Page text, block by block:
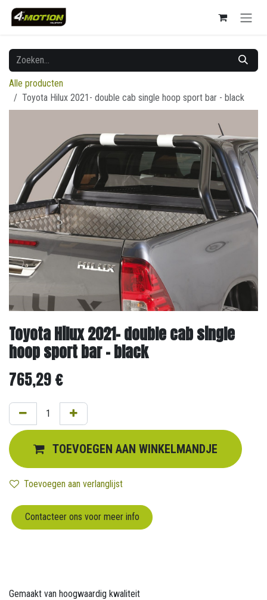
Overslaan naar inhoud
Alle producten
Toyota Hilux 2021- double cab single hoop sport bar - black
Toyota Hilux 2021- double cab single
hoop sport bar - black
765,29€
TOEVOEGEN AAN WINKELMANDJE
Toevoegen aan verlanglijst
Contacteer ons voor meer info
Gemaakt van hoogwaardig kwaliteit